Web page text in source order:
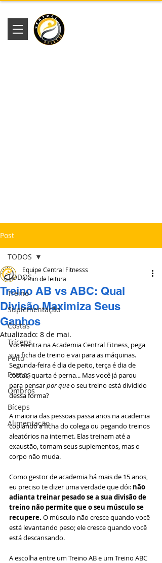
Post
TODOS
Treino
Suplementação
Costas
Tríceps
Peito
Pernas
Ombros
Bíceps
Alimentação
TODOS
Treino AB vs ABC: Qual
Divisão Maximiza Seus
Ganhos
Equipe Central Fitnesss
4 min de leitura
Atualizado: 8 de mai.
Você entra na Academia Central Fitness, pega
sua ficha de treino e vai para as máquinas.
Segunda-feira é dia de peito, terça é dia de
costas, quarta é perna... Mas você já parou
para pensar por que o seu treino está dividido
dessa forma?
A maioria das pessoas passa anos na academia
copiando a ficha do colega ou pegando treinos
aleatórios na internet. Elas treinam até a
exaustão, tomam seus suplementos, mas o
corpo não muda.
Como gestor de academia há mais de 15 anos,
eu preciso te dizer uma verdade que dói: não
adianta treinar pesado se a sua divisão de
treino não permite que o seu músculo se
recupere. O músculo não cresce quando você
está levantando peso; ele cresce quando você
está descansando.
A escolha entre um Treino AB e um Treino ABC